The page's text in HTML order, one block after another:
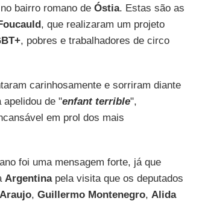
bairro romano de Óstia. Estas são as
, que realizaram um projeto
, pobres e trabalhadores de circo
carinhosamente e sorriram diante
de "enfant terrible",
em prol dos mais
foi uma mensagem forte, já que
Argentinapela visita que os deputados
Araujo, Guillermo Montenegro, Alida